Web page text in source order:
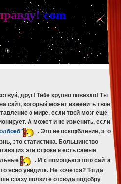
phpbb/db/driver/mysqli.php
phpbb/db/driver/mysqli.php 329
phpbb/db/driver/mysqli.php on line 265
phpbb/db/driver/mysqli.php on line329
phpbb/db/driver/mysqli.php on line 265
phpbb/db/driver/mysqli.php on line329:
равду! com
друг! Тебе крупно повезло! Ты
сайт, который может изменить твоё
о мире, если твой мозг еще
А может и не изменить, если
. Это не оскорбление, это
это статистика. Большинство
эти строки и есть самые
. И с помощью этого сайта
ясно увидите. Не хочется? Тогда
сразу ползите отсюда подобру